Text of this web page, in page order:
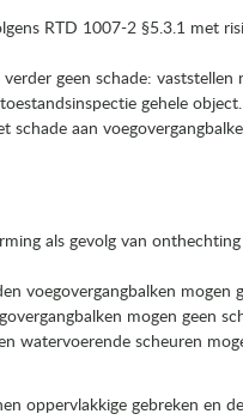
RTD 1007-2 §5.3.1 met
geen schade: vaststellen
gehele object.
schade aan
als gevolg van
voegovergangbalken mogen
mogen geen
watervoerende scheuren
oppervlakkige gebreken en